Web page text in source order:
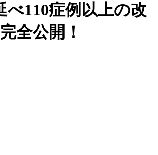
べ110症例以上の改
全公開！